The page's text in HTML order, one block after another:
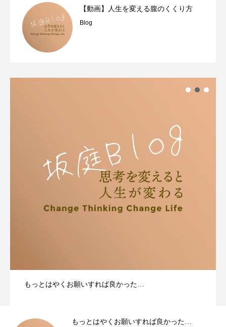
【動画】人生を変える腹のくくり方
Blog
もっとはやくお願いすれば良かった…
もっとはやくお願いすれば良かった…